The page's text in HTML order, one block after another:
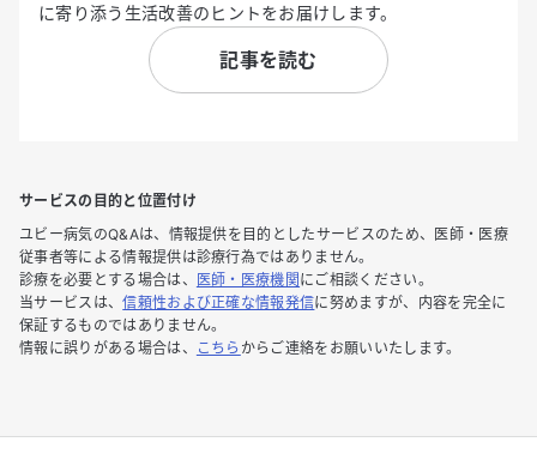
に寄り添う生活改善のヒントをお届けします。
記事を読む
サービスの目的と位置付け
ユビー病気のQ&Aは、情報提供を目的としたサービスのため、医師・医療
従事者等による情報提供は診療行為ではありません。
診療を必要とする場合は、
医師・医療機関 にご相談ください。
当サービスは、信頼性および正確な情報発信に努めますが、内容を完全に
保証するものではありません。
情報に誤りがある場合は、
こちら からご連絡をお願いいたします。